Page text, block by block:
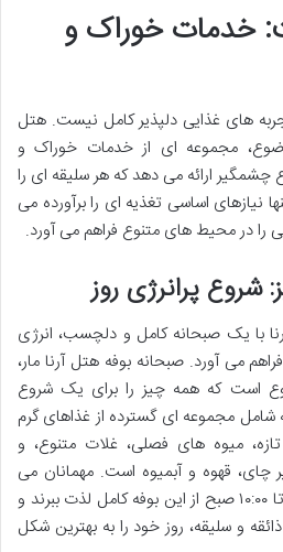
خدمات خوراک و
های غذایی دلپذیر کامل نیست. هتل
مجموعه ای از خدمات خوراک و
چشمگیر ارائه می دهد که هر سلیقه ای را
اساسی تغذیه ای را برآورده می
را در محیط های متنوع فراهم می آورد.
پرانرژی روز
با یک صبحانه کامل و دلچسب، انرژی
می آورد.صبحانه بوفه هتل آرنا مار،
است که همه چیز را برای یک شروع
شامل مجموعه ای گسترده از غذاهای گرم
میوه های فصلی، غلات متنوع، و
قهوه و آبمیوه است. مهمانان می
توانند هر روز بین ساعت ۷:۳۰ تا ۱۰:۰۰ صبح از این بوفه کامل لذت ببرند و
و سلیقه، روز خود را به بهترین شکل